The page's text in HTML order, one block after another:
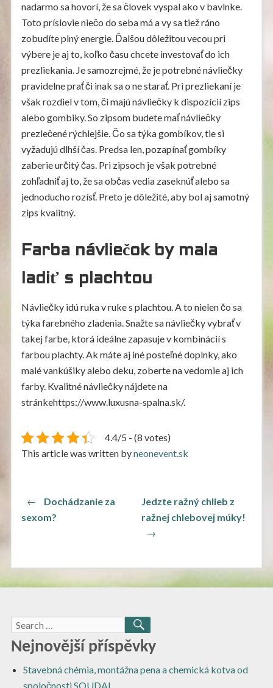
nadarmo sa hovorí, že sa človek vyspal ako v bavlnke.
Toto príslovie niečo do seba má a vy sa tiež ráno
zobudíte plný energie. Ďalšou dôležitou vecou pri
výbere je aj to, koľko času chcete investovať do ich
prezliekania. Je samozrejmé, že je potrebné návliečky
pravidelne prať či inak sa o ne starať. Pri prezliekaní je
však rozdiel v tom, či majú návliečky k dispozícií zips
alebo gombiky. So zipsom budete mať návliečky
prezlečené rýchlejšie. Čo sa týka gombíkov, tie si
vyžadujú dlhší čas. Predsa len, pozapínať gombíky
zaberie určitý čas. Pri zipsoch je však potrebné
zohľadniť aj to, že sa občas vedia zaseknúť alebo sa
jednoducho rozísť. Preto je dôležité, aby bol aj samotný
zips kvalitný.
Farba návliečok by mala
ladiť s plachtou
Návliečky idú ruka v ruke s plachtou. A to nielen čo sa
týka farebného zladenia. Snažte sa návliečky vybrať v
takej farbe, ktorá ideálne zapasuje v kombinácií s
farbou plachty. Ak máte aj iné posteľné doplnky, ako
malé vankúšiky alebo deku, zoberte na vedomie aj ich
farby. Kvalitné návliečky nájdete na
stránkehttps://www.luxusna-spalna.sk/.
4.4/5 - (8 votes)
This article was written byneonevent.sk
pro
←
Previous
post:
Dochádzanie za
sexom?
Jedzte ražný chlieb z
ražnej chlebovej múky!
→
Search
for:
SEARCH
Nejnovější příspěvky
Stavebná chémia, montážna pena a chemická kotva od
spoločnosti SOUDAL